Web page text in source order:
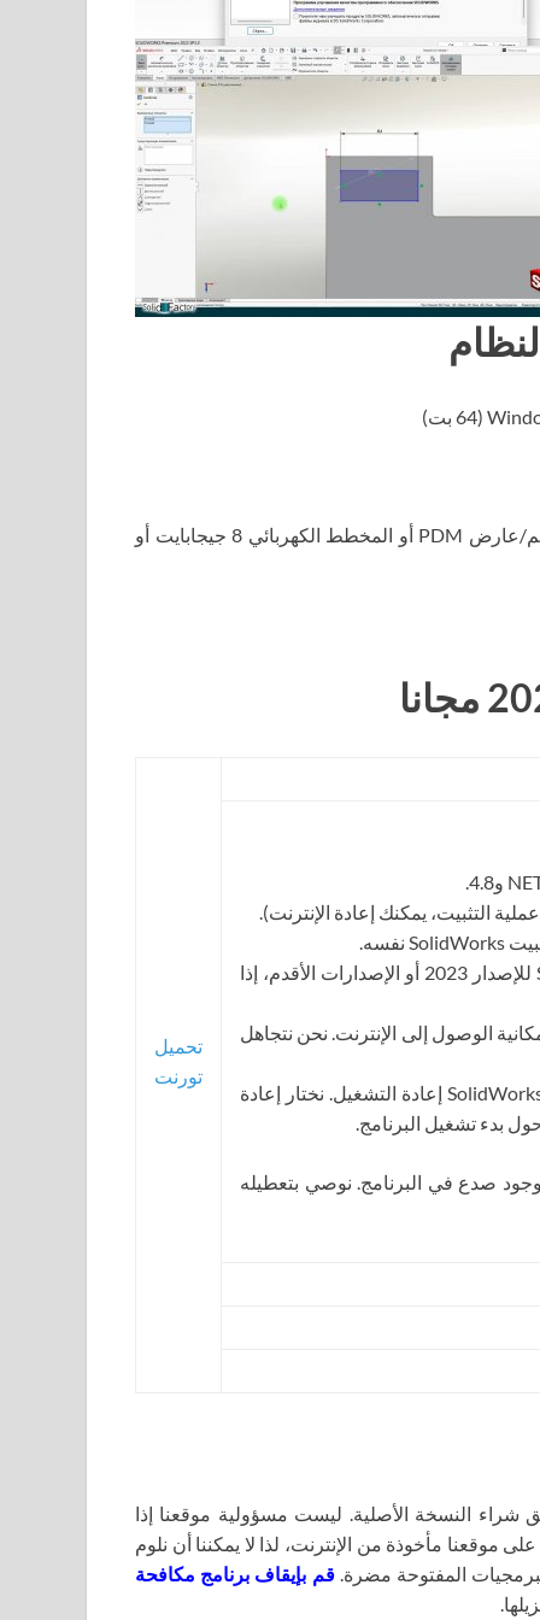
ذاكرة الوصول العشوائي: 16 جيجابايت أو أكثر (لمساهم/عارض PDM أو المخطط الكهربائي 8 جيجابايت أو
تحميل
تورنت
4. قم بإلغاء تثبيت SolidWorks Flexnet Server للإصدار 2023 أو الإصدارات الأقدم، إذا
الوصول إلى الإنترنت. نحن نتجاهل
6. عند اكتمال التثبيت، قد يتطلب برنامج تثبيت SolidWorks إعادة التشغيل. نختار إعادة
بدء تشغيل البرنامج.
صدع في البرنامج. نوصي بتعطيله
النسخة الأصلية. ليست مسؤولية موقعنا إذا
موقعنا مأخوذة من الإنترنت، لذا لا يمكننا أن نلوم
المفتوحة مضرة.قم بإيقاف برنامج مكافحة